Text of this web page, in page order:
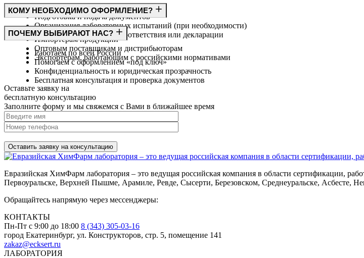
Консультация по требованиям ГОСТ
Подготовка и подача документов
Организация лабораторных испытаний (при необходимости)
Получение сертификата соответствия или декларации
КОМУ НЕОБХОДИМО ОФОРМЛЕНИЕ?
Производителям
Импортёрам продукции
Оптовым поставщикам и дистрибьюторам
Экспортёрам, работающим с российскими нормативами
ПОЧЕМУ ВЫБИРАЮТ НАС?
Работаем по всей России
Помогаем с оформлением «под ключ»
Конфиденциальность и юридическая прозрачность
Бесплатная консультация и проверка документов
Оставьте заявку на
бесплатную консультацию
Заполните форму и мы свяжемся с Вами в ближайшее время
Евразийская ХимФарм лаборатория – это ведущая российская компания в области сертификации,
Первоуральске, Верхней Пышме, Арамиле, Ревде, Сысерти, Березовском, Среднеуральске, Асбесте,
Обращайтесь напрямую через мессенджеры:
КОНТАКТЫ
Пн-Пт с 9:00 до 18:00 8 (343) 305-03-16
город Екатеринбург, ул. Конструкторов, стр. 5, помещение 141
zakaz@ecksert.ru
ЛАБОРАТОРИЯ